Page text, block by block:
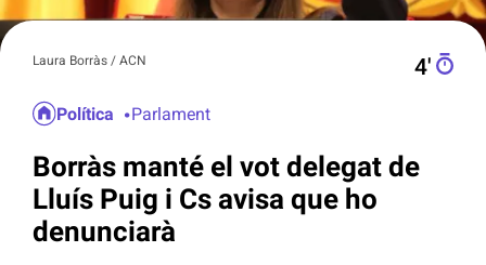
Laura Borràs / ACN 4′
Política Parlament
Borràs manté el vot delegat de
Lluís Puig i Cs avisa que ho
denunciarà